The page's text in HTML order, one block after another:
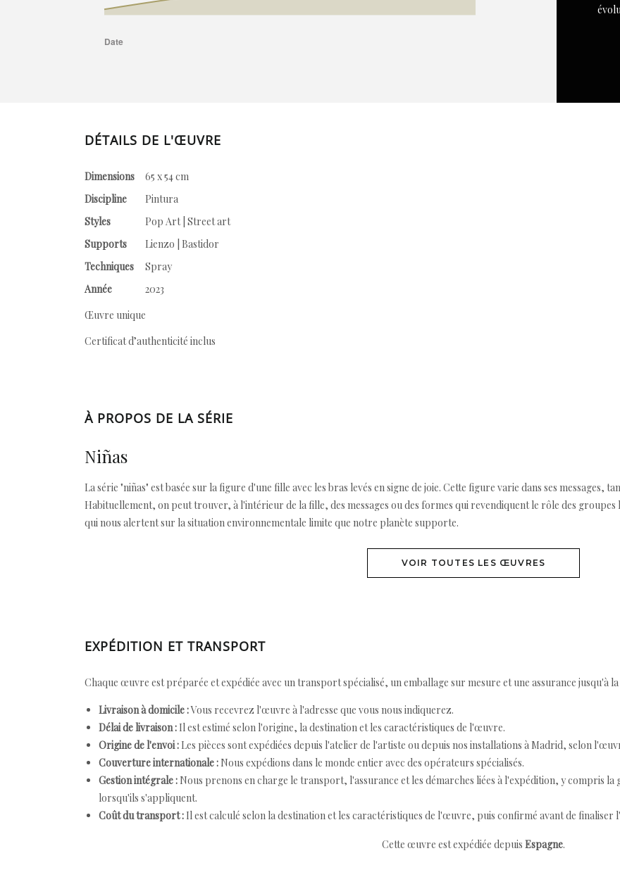
DÉTAILS DE L'ŒUVRE
Dimensions
65 x 54 cm
Discipline
Pintura
Styles
Pop Art | Street art
Supports
Lienzo | Bastidor
Techniques
Spray
Année
2023
Œuvre unique
Certificat d’authenticité inclus
À PROPOS DE LA SÉRIE
Niñas
La série "niñas" est basée sur la figure d'une fille avec les bras levés en signe de joie. Cette figure varie dans ses messages,
Habituellement, on peut trouver, à l'intérieur de la fille, des messages ou des formes qui revendiquent le rôle des groupes
qui nous alertent sur la situation environnementale limite que notre planète supporte.
VOIR TOUTES LES ŒUVRES
EXPÉDITION ET TRANSPORT
Chaque œuvre est préparée et expédiée avec un transport spécialisé, un emballage sur mesure et une assurance jusqu'à
Livraison à domicile :Vous recevrez l'œuvre à l'adresse que vous nous indiquerez.
Délai de livraison : Il est estimé selon l'origine, la destination et les caractéristiques de l'œuvre.
Origine de l'envoi : Les pièces sont expédiées depuis l'atelier de l'artiste ou depuis nos installations à Madrid, selon
Couverture internationale : Nous expédions dans le monde entier avec des opérateurs spécialisés.
Gestion intégrale : Nous prenons en charge le transport, l'assurance et les démarches liées à l'expédition, y compris la
lorsqu'ils s'appliquent.
Coût du transport : Il est calculé selon la destination et les caractéristiques de l'œuvre, puis confirmé avant de finaliser
Cette œuvre est expédiée depuis Espagne.